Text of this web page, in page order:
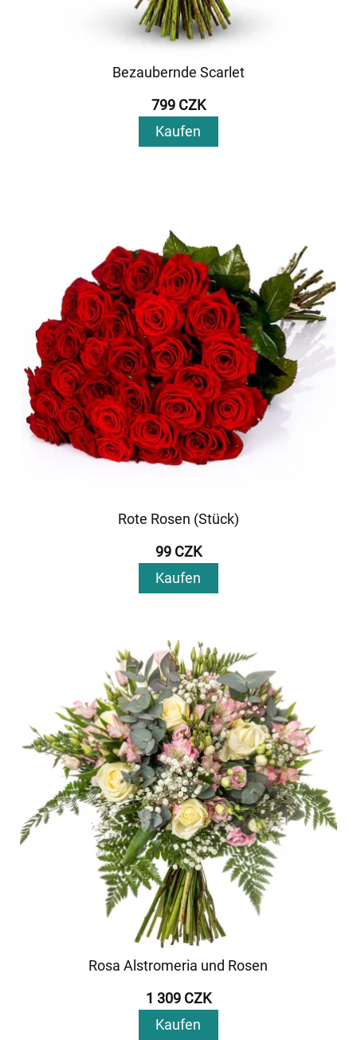
Bezaubernde Scarlet
799 CZK
Kaufen
Rote Rosen (Stück)
99 CZK
Kaufen
Rosa Alstromeria und Rosen
1 309 CZK
Kaufen